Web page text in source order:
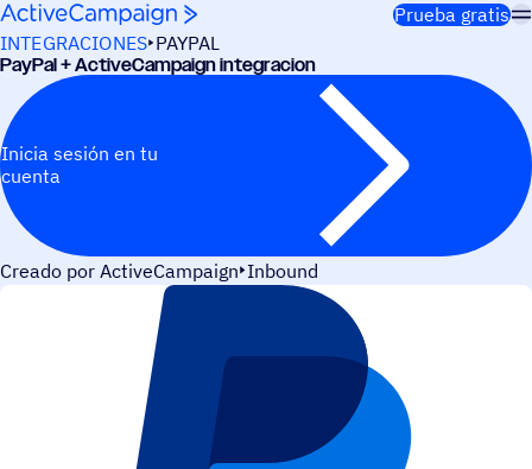
Saltar al contenido
Prueba gratis
INTEGRACIONES PAYPAL
PayPal + ActiveCampaign integracion
Inicia sesión en tu
cuenta
Creado por ActiveCampaign Inbound